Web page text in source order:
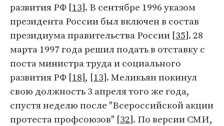
развития РФ [13]. В сентябре 1996 указом
президента России был включен в состав
президиума правительства России [35]. 28
марта 1997 года решил подать в отставку с
поста министра труда и социального
развития РФ [18], [13]. Меликьян покинул
свою должность 3 апреля того же года,
спустя неделю после "Всероссийской акции
протеста профсоюзов" [32]. По версии СМИ,